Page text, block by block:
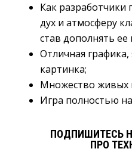
Как разработчики
дух и атмосферу
став дополнять
Отличная графика,
картинка;
Множество живых
Игра полностью
ПОДПИШИТЕСЬ
ПРО